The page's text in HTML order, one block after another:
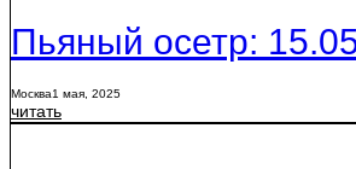
Пьяный осетр:
Москва1 мая, 2025
читать